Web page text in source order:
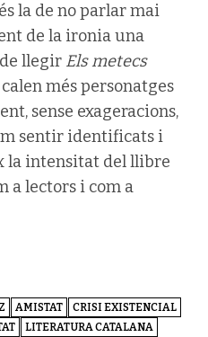
la de no parlar mai
de la ironia una
llegir Els metecs
més personatges
sense exageracions,
sentir identificats i
la intensitat del llibre
a lectors i com a
AMISTAT
CRISI EXISTENCIAL
LITERATURA CATALANA